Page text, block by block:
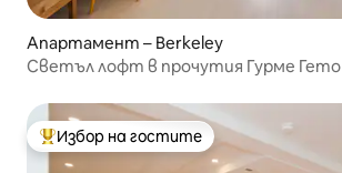
Апартамент – Berkeley
Светъл лофт в прочутия Гурме Гето
Най-популярен избор на гостите
Избор на гостите